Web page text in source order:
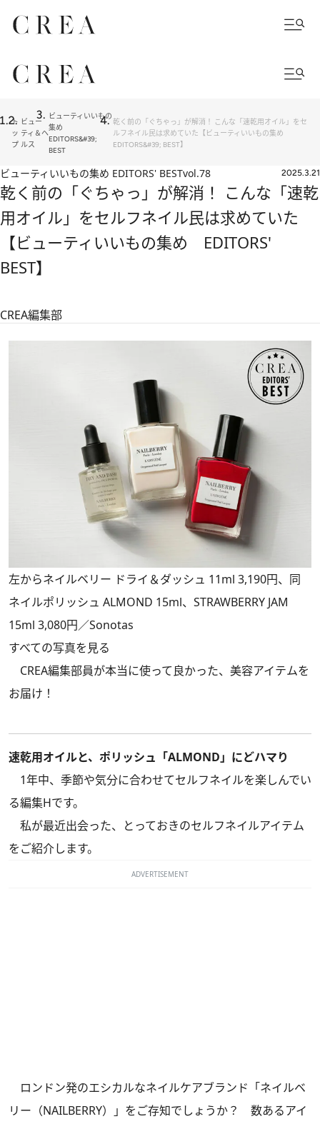
ト
ッ
プ
ビュー
ティ＆ヘ
ルス
ビューティいいもの
集め
EDITORS&#39;
BEST
乾く前の「ぐちゃっ」が解消！ こんな「速乾用オイル」をセ
ルフネイル民は求めていた【ビューティいいもの集め
EDITORS&#39; BEST】
ビューティいいもの集め EDITORS' BESTvol.78 2025.3.21
乾く前の「ぐちゃっ」が解消！ こんな「速乾
用オイル」をセルフネイル民は求めていた
【ビューティいいもの集め EDITORS'
BEST】
CREA編集部
左からネイルベリー ドライ＆ダッシュ 11ml 3,190円、同
ネイルポリッシュ ALMOND 15ml、STRAWBERRY JAM
15ml 3,080円／Sonotas
すべての写真を見る
CREA編集部員が本当に使って良かった、美容アイテムを
お届け！
速乾用オイルと、ポリッシュ「ALMOND」にどハマり
1年中、季節や気分に合わせてセルフネイルを楽しんでい
る編集Hです。
私が最近出会った、とっておきのセルフネイルアイテム
をご紹介します。
ADVERTISEMENT
ロンドン発のエシカルなネイルケアブランド「ネイルベ
リー（NAILBERRY）」をご存知でしょうか？ 数あるアイ